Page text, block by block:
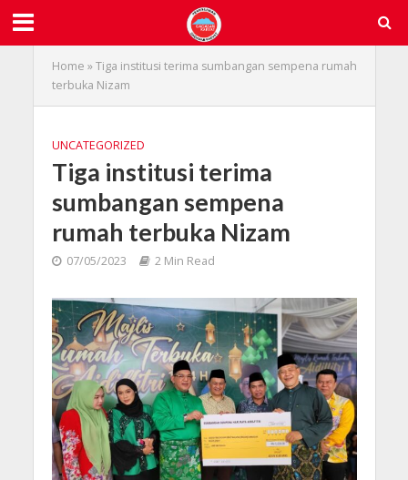
Home »Tiga institusi terima sumbangan sempena rumah
terbuka Nizam
UNCATEGORIZED
Tiga institusi terima
sumbangan sempena
rumah terbuka Nizam
07/05/2023 2 Min Read